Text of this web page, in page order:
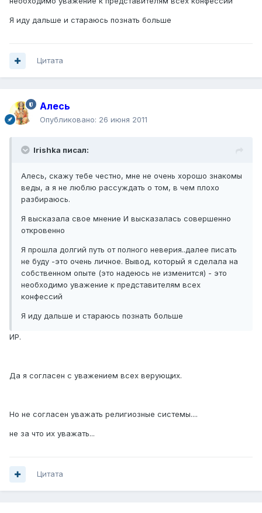
Я иду дальше и стараюсь познать больше
Цитата
Алесь
Опубликовано: 26 июня 2011
Irishka писал:
Алесь, скажу тебе честно, мне не очень хорошо знакомы
веды, а я не люблю рассуждать о том, в чем плохо
разбираюсь.
Я высказала свое мнение И высказалась совершенно
откровенно
Я прошла долгий путь от полного неверия..далее писать
не буду -это очень личное. Вывод, который я сделала на
собственном опыте (это надеюсь не изменится) - это
необходимо уважение к представителям всех
конфессий
Я иду дальше и стараюсь познать больше
ИР.
Да я согласен с уважением всех верующих.
Но не согласен уважать религиозные системы....
не за что их уважать...
Цитата